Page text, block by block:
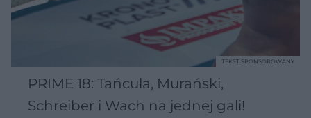
PRIME 18: Tańcula, Murański,
Schreiber i Wach na jednej gali!
TEKST SPONSOROWANY